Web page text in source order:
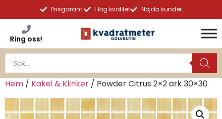
Prisgaranti Hög kvalitet Nöjda kunder
Ring oss!
Hem / Kakel & Klinker / Powder Citrus 2×2 ark 30×30